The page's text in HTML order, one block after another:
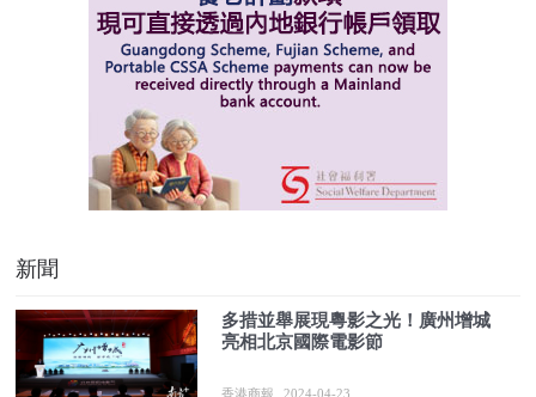
新聞
多措並舉展現粵影之光！廣州增城
亮相北京國際電影節
香港商報 2024-04-23